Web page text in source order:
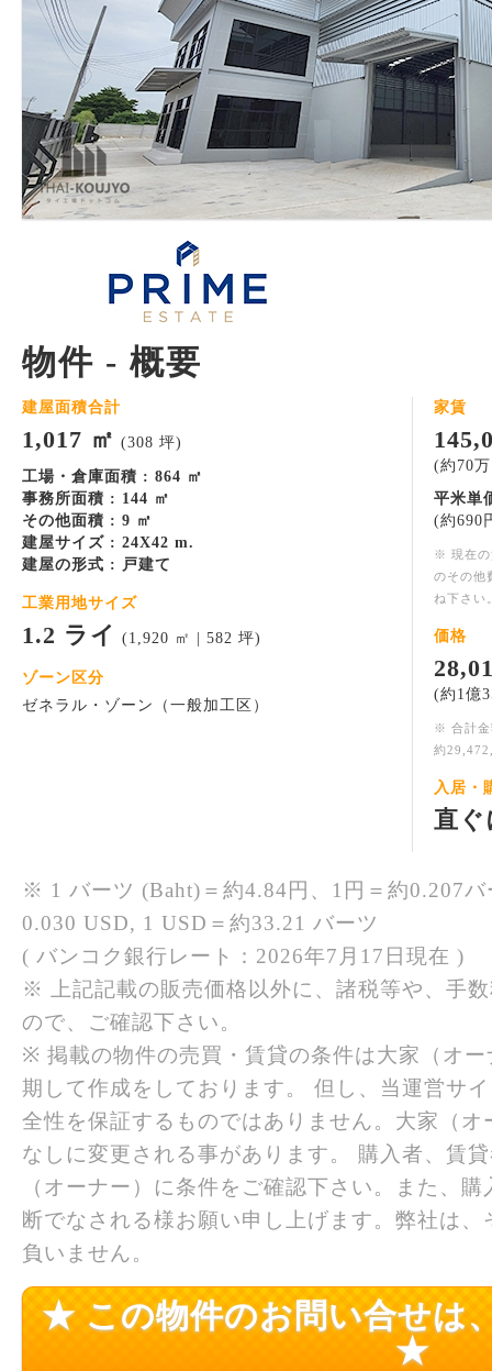
物件 - 概要
建屋面積合計
1,017 ㎡ (308 坪)
工場・倉庫面積 : 864 ㎡
事務所面積 : 144 ㎡
その他面積 : 9 ㎡
建屋サイズ : 24X42 m.
建屋の形式 : 戸建て
工業用地サイズ
1.2 ライ (1,920 ㎡ | 582 坪)
ゾーン区分
ゼネラル・ゾーン（一般加工区）
家賃
(約70
平米単
(約690
※ 現在の
のその他
ね下さい
価格
(約1億
※ 合計金
約
入居・
直ぐ
※ 1 バーツ (Baht)＝約4.84円、1円＝約0.207
0.030 USD, 1 USD＝約33.21 バーツ
( バンコク銀行レート：2026年7月17日現在 )
※ 上記記載の販売価格以外に、諸税等や、手
ので、ご確認下さい。
※ 掲載の物件の売買・賃貸の条件は大家（オ
期して作成をしております。 但し、当運営サ
全性を保証するものではありません。大家（
なしに変更される事があります。 購入者、賃
（オーナー）に条件をご確認下さい。また、
断でなされる様お願い申し上げます。弊社は
負いません。
★ この物件のお問い合せは
★